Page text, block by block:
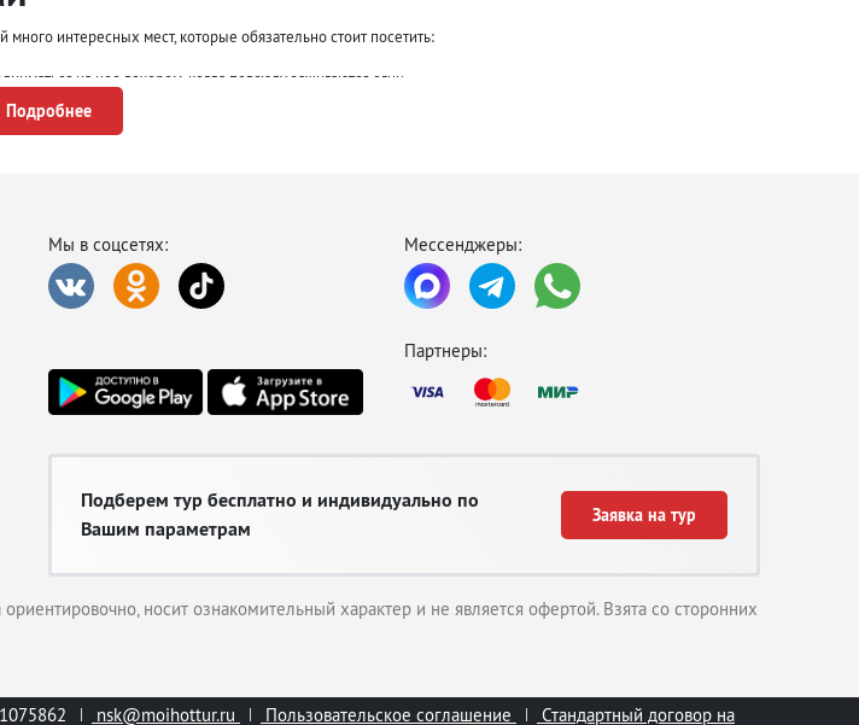
интересных мест, которые обязательно стоит посетить:
на нее вечером, когда повсюду зажигаются огни.
Подробнее
Мы в соцсетях: Мессенджеры:
Партнеры:
Подберем тур бесплатно и индивидуально по
Вашим параметрам
Заявка на тур
носит ознакомительный характер и не является офертой. Взята со сторонних
nsk@moihottur.ru Пользовательское соглашение Стандартный договор на